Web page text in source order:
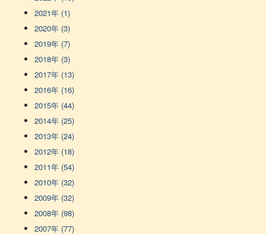
2021年 (1)
2020年 (3)
2019年 (7)
2018年 (3)
2017年 (13)
2016年 (16)
2015年 (44)
2014年 (25)
2013年 (24)
2012年 (18)
2011年 (54)
2010年 (32)
2009年 (32)
2008年 (98)
2007年 (77)